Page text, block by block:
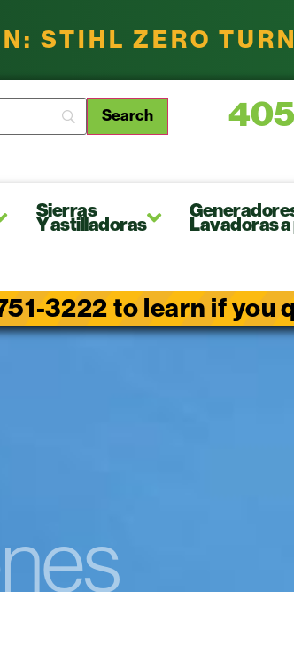
STIHL ZERO
Sierras
Y astilladoras Lavadoras
3222 to learn if you